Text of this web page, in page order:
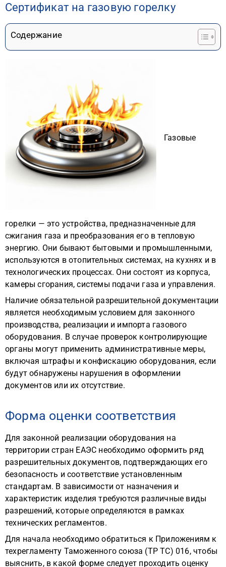
Сертификат на газовую горелку
Содержание
Газовые
горелки — это устройства, предназначенные для
сжигания газа и преобразования его в тепловую
энергию. Они бывают бытовыми и промышленными,
используются в отопительных системах, на кухнях и в
технологических процессах. Они состоят из корпуса,
камеры сгорания, системы подачи газа и управления.
Наличие обязательной разрешительной документации
является необходимым условием для законного
производства, реализации и импорта газового
оборудования. В случае проверок контролирующие
органы могут применить административные меры,
включая штрафы и конфискацию оборудования, если
будут обнаружены нарушения в оформлении
документов или их отсутствие.
Форма оценки соответствия
Для законной реализации оборудования на
территории стран ЕАЭС необходимо оформить ряд
разрешительных документов, подтверждающих его
безопасность и соответствие установленным
стандартам. В зависимости от назначения и
характеристик изделия требуются различные виды
разрешений, которые определяются в рамках
технических регламентов.
Для начала необходимо обратиться к Приложениям к
техрегламенту Таможенного союза (ТР ТС) 016, чтобы
выяснить, в какой форме следует проходить оценку